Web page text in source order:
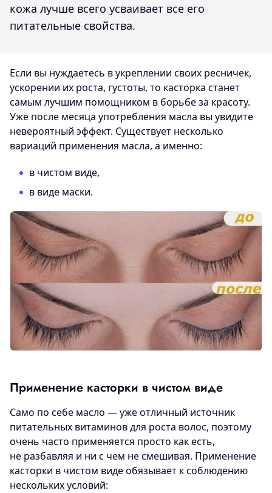
кожа лучше всего усваивает все его
питательные свойства.
Если вы нуждаетесь в укреплении своих ресничек,
ускорении их роста, густоты, то касторка станет
самым лучшим помощником в борьбе за красоту.
Уже после месяца употребления масла вы увидите
невероятный эффект. Существует несколько
вариаций применения масла, а именно:
в чистом виде,
в виде маски.
Применение касторки в чистом виде
Само по себе масло — уже отличный источник
питательных витаминов для роста волос, поэтому
очень часто применяется просто как есть,
не разбавляя и ни с чем не смешивая. Применение
касторки в чистом виде обязывает к соблюдению
нескольких условий: